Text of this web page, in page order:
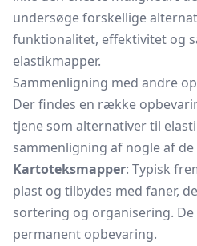
undersøge forskellige
funktionalitet, effektivitet og
elastikmapper.
Sammenligning med andre
Der findes en række
tjene som alternativer til
sammenligning af nogle af
Kartoteksmapper: Typisk
plast og tilbydes med faner,
sortering og organisering.
permanent opbevaring.